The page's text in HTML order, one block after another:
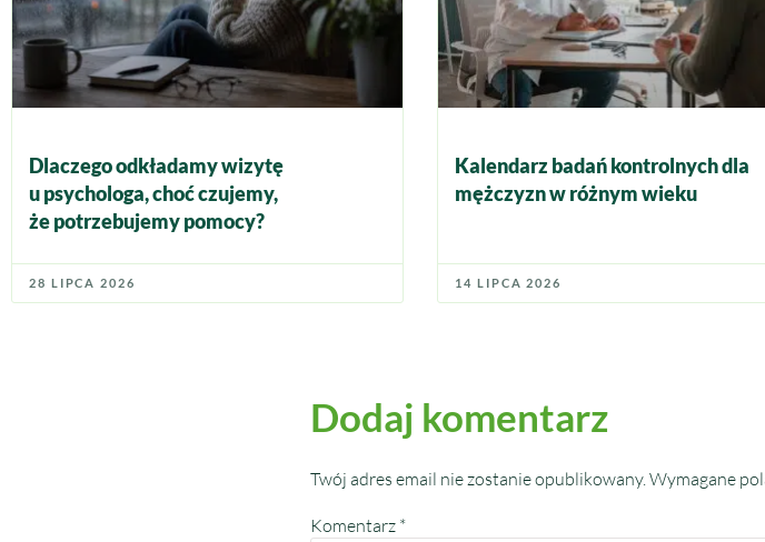
Dlaczego odkładamy wizytę
u psychologa, choć czujemy,
że potrzebujemy pomocy?
28 LIPCA 2026
Kalendarz badań kontrolnych dla
mężczyzn w różnym wieku
14 LIPCA 2026
Dodaj komentarz
Twój adres email nie zostanie opublikowany.Wymagane
Komentarz *